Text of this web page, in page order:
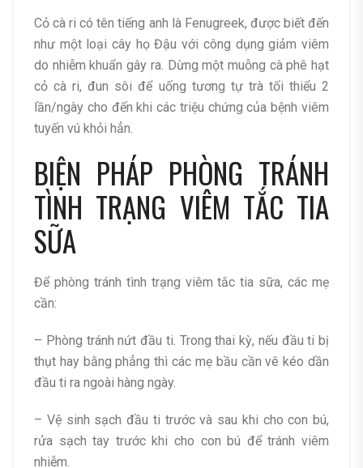
Cỏ cà ri có tên tiếng anh là Fenugreek, được biết đến
như một loại cây họ Đậu với công dụng giảm viêm
do nhiễm khuẩn gây ra. Dừng một muỗng cà phê hạt
cỏ cà ri, đun sôi để uống tương tự trà tối thiểu 2
lần/ngày cho đến khi các triệu chứng của bệnh viêm
tuyến vú khỏi hẳn.
BIỆN PHÁP PHÒNG TRÁNH
TÌNH TRẠNG VIÊM TẮC TIA
SỮA
Để phòng tránh tình trạng viêm tắc tia sữa, các mẹ
cần:
– Phòng tránh nứt đầu ti. Trong thai kỳ, nếu đầu ti bị
thụt hay bằng phẳng thì các mẹ bầu cần vê kéo dần
đầu ti ra ngoài hàng ngày.
– Vệ sinh sạch đầu ti trước và sau khi cho con bú,
rửa sạch tay trước khi cho con bú để tránh viêm
nhiễm.